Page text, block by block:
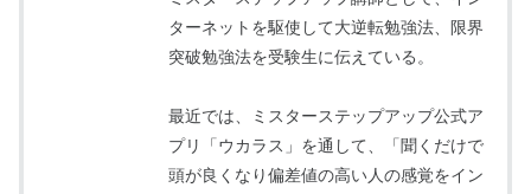
ターネットを駆使して大逆転勉強法、限界
突破勉強法を受験生に伝えている。
最近では、ミスターステップアップ公式ア
プリ「ウカラス」を通して、「聞くだけで
頭が良くなり偏差値の高い人の感覚をイン